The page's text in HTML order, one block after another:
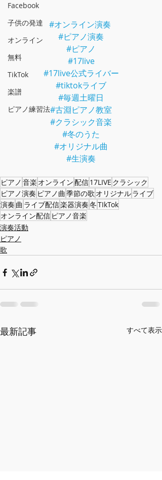
Facebook
子供の発達
オンライン
無料
TikTok
楽譜
ピアノ練習法
#オンライン演奏
#ピアノ演奏
#ピアノ
#17live
#17live公式ライバー
#tiktokライブ
#毎週土曜日
#古淵ピアノ教室
#クラシック音楽
#冬のうた
#オリジナル曲
#生演奏
ピアノ 音楽 オンライン配信17LIVE クラシック
ピアノ演奏 ピアノ曲 季節の歌 オリジナルライブ
演奏 曲 ライブ配信楽器演奏冬TIkTok
オンライン配信 ピアノ音楽
演奏活動
ピアノ
歌
最新記事 すべて表示